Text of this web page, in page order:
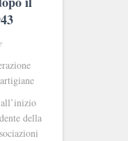
della